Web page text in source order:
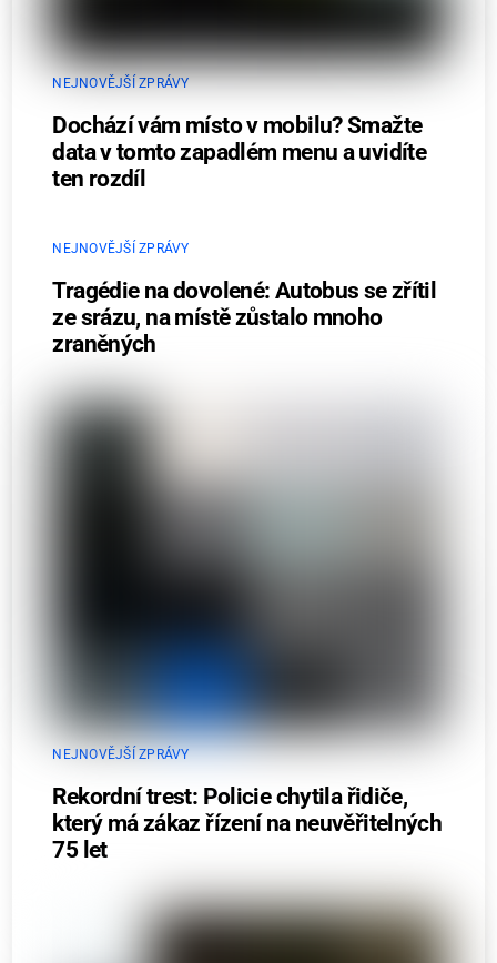
NEJNOVĚJŠÍ ZPRÁVY
Dochází vám místo v mobilu? Smažte
data v tomto zapadlém menu a uvidíte
ten rozdíl
NEJNOVĚJŠÍ ZPRÁVY
Tragédie na dovolené: Autobus se zřítil
ze srázu, na místě zůstalo mnoho
zraněných
NEJNOVĚJŠÍ ZPRÁVY
Rekordní trest: Policie chytila řidiče,
který má zákaz řízení na neuvěřitelných
75 let